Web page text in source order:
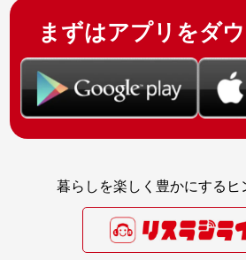
まずはアプリをダ
暮らしを楽しく豊かにするヒ